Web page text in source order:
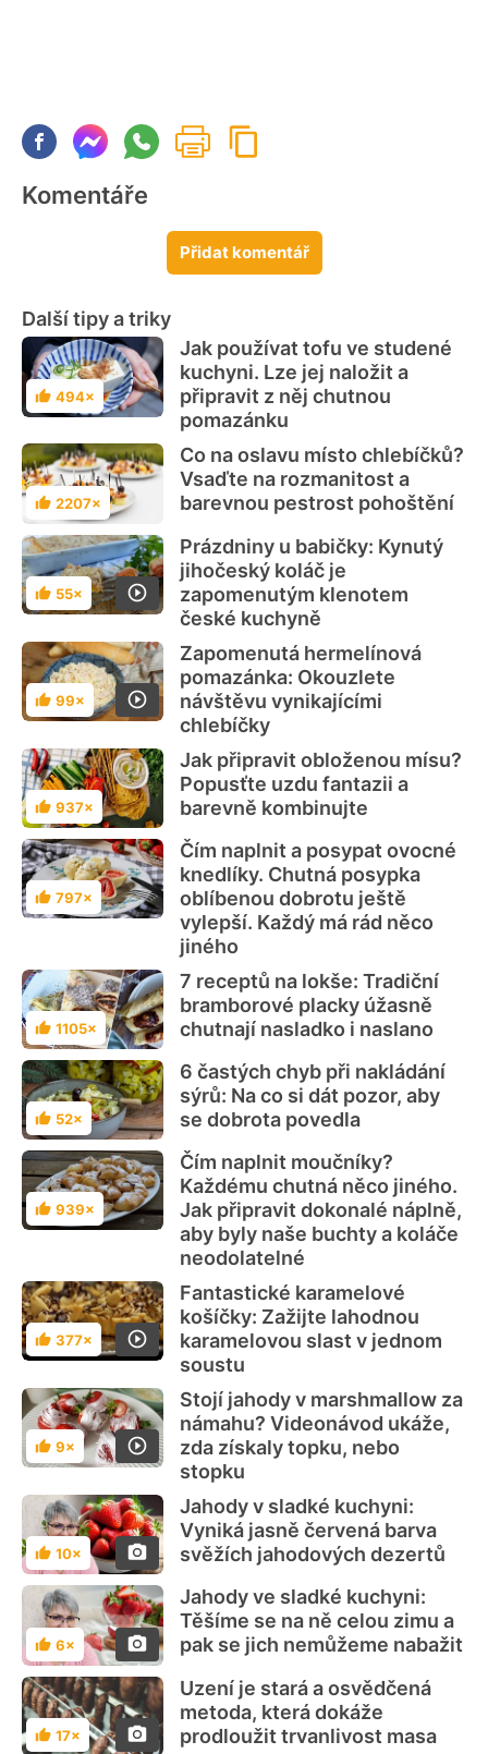
Komentáře
Přidat komentář
Další tipy a triky
Hodnocení
494×
Jak používat tofu ve studené
kuchyni. Lze jej naložit a
připravit z něj chutnou
pomazánku
Hodnocení
2207×
Co na oslavu místo chlebíčků?
Vsaďte na rozmanitost a
barevnou pestrost pohoštění
Hodnocení
55×
Prázdniny u babičky: Kynutý
jihočeský koláč je
zapomenutým klenotem
české kuchyně
Hodnocení
99×
Zapomenutá hermelínová
pomazánka: Okouzlete
návštěvu vynikajícími
chlebíčky
Hodnocení
937×
Jak připravit obloženou mísu?
Popusťte uzdu fantazii a
barevně kombinujte
Hodnocení
797×
Čím naplnit a posypat ovocné
knedlíky. Chutná posypka
oblíbenou dobrotu ještě
vylepší. Každý má rád něco
jiného
Hodnocení
1105×
7 receptů na lokše: Tradiční
bramborové placky úžasně
chutnají nasladko i naslano
Hodnocení
52×
6 častých chyb při nakládání
sýrů: Na co si dát pozor, aby
se dobrota povedla
Hodnocení
939×
Čím naplnit moučníky?
Každému chutná něco jiného.
Jak připravit dokonalé náplně,
aby byly naše buchty a koláče
neodolatelné
Hodnocení
377×
Fantastické karamelové
košíčky: Zažijte lahodnou
karamelovou slast v jednom
soustu
Hodnocení
9×
Stojí jahody v marshmallow za
námahu? Videonávod ukáže,
zda získaly topku, nebo
stopku
Hodnocení
10×
Jahody v sladké kuchyni:
Vyniká jasně červená barva
svěžích jahodových dezertů
Hodnocení
6×
Jahody ve sladké kuchyni:
Těšíme se na ně celou zimu a
pak se jich nemůžeme nabažit
Hodnocení
17×
Uzení je stará a osvědčená
metoda, která dokáže
prodloužit trvanlivost masa